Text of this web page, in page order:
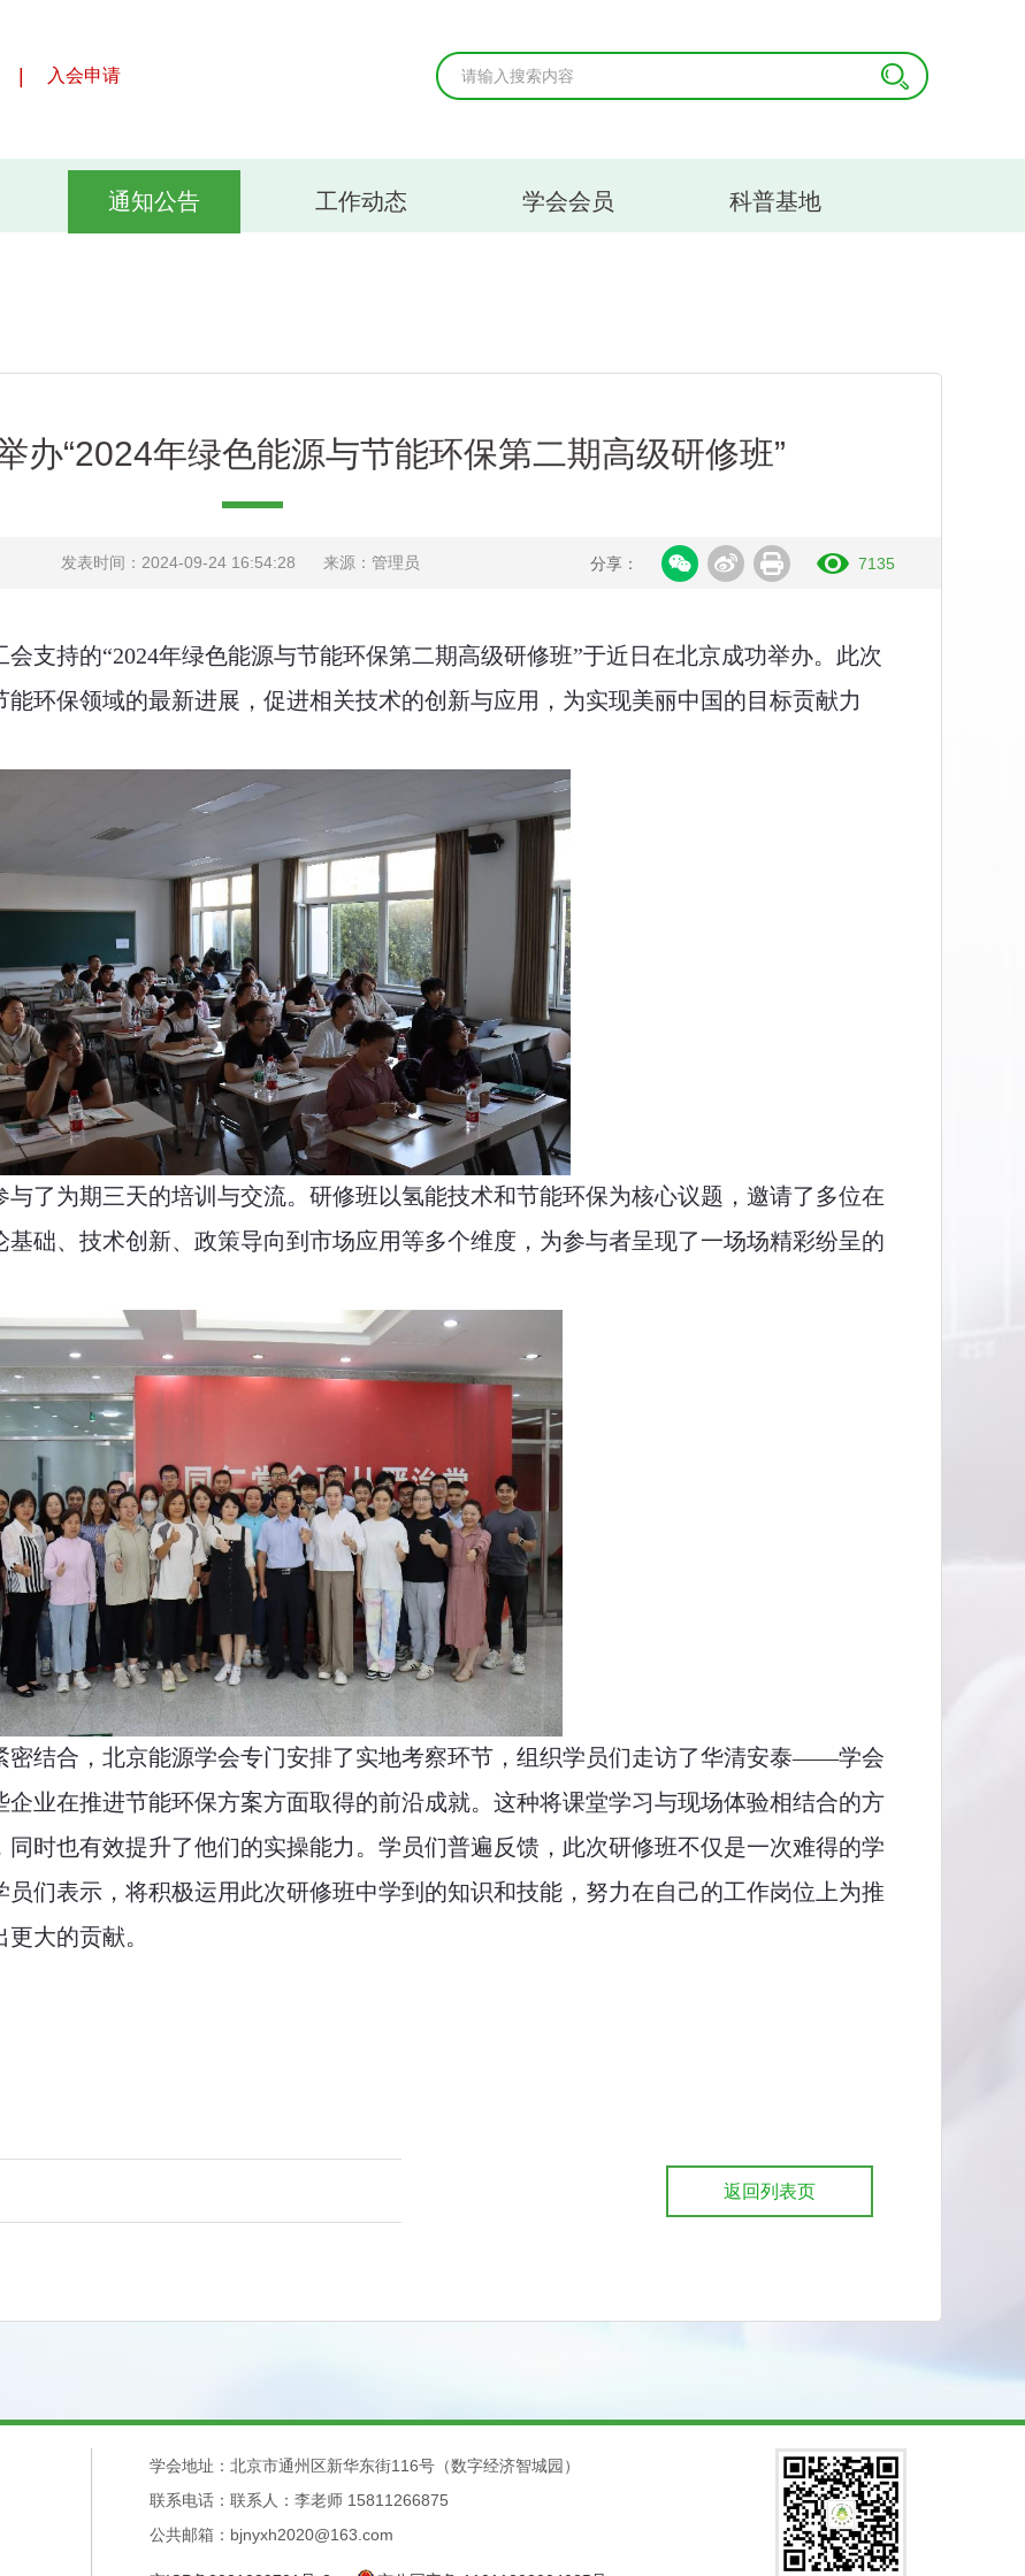
入会申请
通知公告 工作动态 学会会员 科普基地
办“2024年绿色能源与节能环保第二期高级研修班”
发表时间：2024-09-24 16:54:28 来源：管理员 分享： 7135
会支持的“2024年绿色能源与节能环保第二期高级研修班”于近 日在北京成功举办。此次
环保领域的最新进展，促进相关技术的创新与应用，为实现美丽中国的目标贡献力
与了为期三天的培训与交流。研修班以氢能技术和节能环保为核心议题，邀请了多位在
础、技术创新、政策导向到市场应用等多个维度，为参与者呈现了一场场精彩纷呈的
结合， 北京能源学会专门安排了实地考察环节 ， 组织学员们走访了华清安泰——学会
企业在推进节能环保方案方面取得的前沿成就。这种将课堂学习与现场体验相结合的方
同时也有效提升了他们的实操能力。 学员们普遍反馈，此次研修班不仅是一次难得的学
员们表示，将积极运用此次研修班中学到的知识和技能，努力在自己的工作岗位上为推
大的贡献。
返回列表页
学会地址：北京市通州区新华东街116号（数字经济智城园）
联系电话：联系人：李老师 15811266875
公共邮箱：bjnyxh2020@163.com